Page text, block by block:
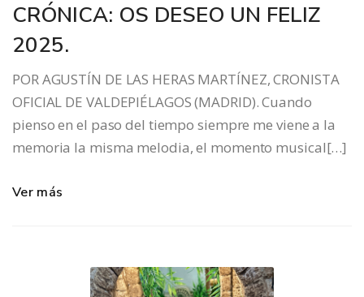
CRÓNICA: OS DESEO UN FELIZ
2025.
POR AGUSTÍN DE LAS HERAS MARTÍNEZ, CRONISTA
OFICIAL DE VALDEPIÉLAGOS (MADRID). Cuando
pienso en el paso del tiempo siempre me viene a la
memoria la misma melodia, el momento musical[…]
Ver más